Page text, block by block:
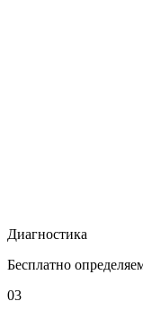
Диагностика
Бесплатно
03